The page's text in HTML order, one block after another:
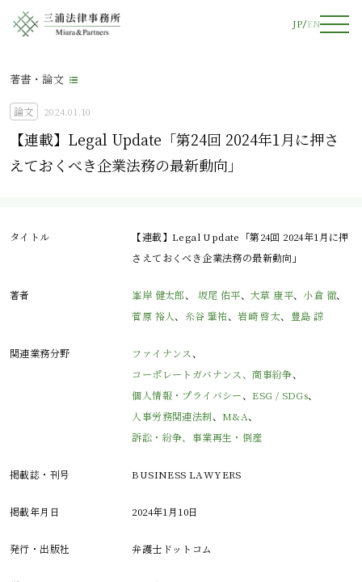
JP EN
著書・論文
論文 2024.01.10
【連載】Legal Update「第24回 2024年1月に押さ
えておくべき企業法務の最新動向」
タイトル
【連載】Legal Update「第24回 2024年1月に押
さえておくべき企業法務の最新動向」
著者 峯岸 健太郎、 坂尾 佑平、 大草 康平、 小倉 徹、
菅原 裕人、 糸谷 肇祐、岩崎 啓太、 豊島 諒
関連業務分野 ファイナンス、
コーポレートガバナンス、商事紛争、
個人情報・プライバシー、ESG / SDGs、
人事労務関連法制、 M&A、
訴訟・紛争、事業再生・倒産
掲載誌・刊号 BUSINESS LAWYERS
掲載年月日 2024年1月10日
発行・出版社 弁護士ドットコム